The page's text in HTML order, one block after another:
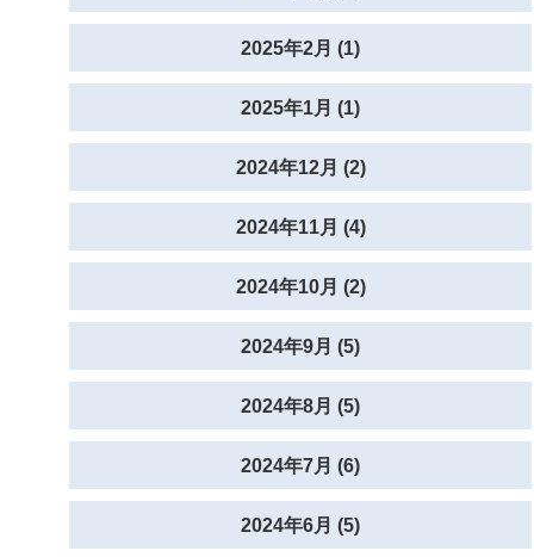
2025年2月 (1)
2025年1月 (1)
2024年12月 (2)
2024年11月 (4)
2024年10月 (2)
2024年9月 (5)
2024年8月 (5)
2024年7月 (6)
2024年6月 (5)